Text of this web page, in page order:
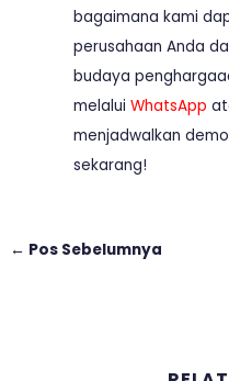
bagaimana kami
perusahaan Anda
budaya
melalui WhatsApp
menjadwalkan
sekarang!
← Pos Sebelumnya